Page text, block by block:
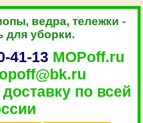
ведра, тележки -
для уборки.
41-13 MOPoff.ru
по всей